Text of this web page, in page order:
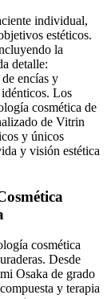
individual,
estéticos.
la
detalle:
encías y
Los
cosmética de
de Vitrin
y únicos
y visión estética
cosmética
Desde
Osaka de grado
y terapia